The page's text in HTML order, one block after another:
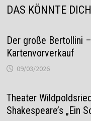
DAS KÖNNTE
Der große Bertollini
Kartenvorverkauf
09/03/2026
Theater
Shakespeare’s „Ein